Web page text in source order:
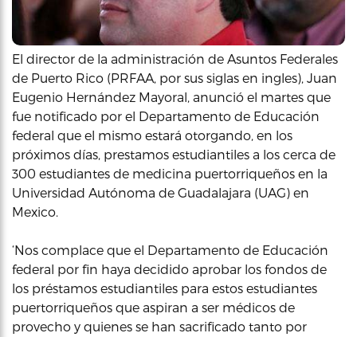
El director de la administración de Asuntos Federales
de Puerto Rico (PRFAA, por sus siglas en ingles), Juan
Eugenio Hernández Mayoral, anunció el martes que
fue notificado por el Departamento de Educación
federal que el mismo estará otorgando, en los
próximos días, prestamos estudiantiles a los cerca de
300 estudiantes de medicina puertorriqueños en la
Universidad Autónoma de Guadalajara (UAG) en
Mexico.
‘Nos complace que el Departamento de Educación
federal por fin haya decidido aprobar los fondos de
los préstamos estudiantiles para estos estudiantes
puertorriqueños que aspiran a ser médicos de
provecho y quienes se han sacrificado tanto por